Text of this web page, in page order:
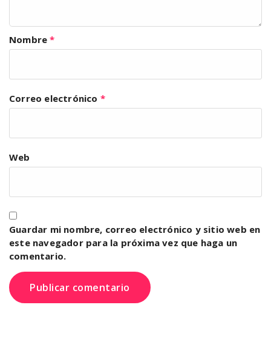
Nombre*
Correo electrónico *
Web
Guardar mi nombre, correo electrónico y sitio web en
este navegador para la próxima vez que haga un
comentario.